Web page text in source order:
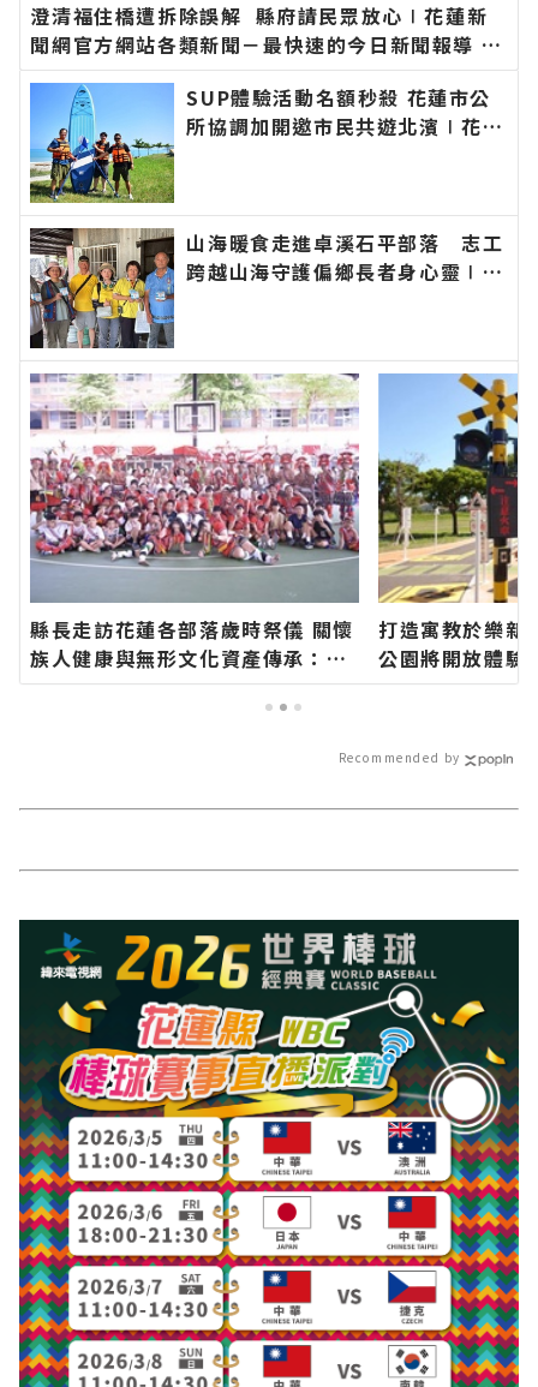
澄清福住橋遭拆除誤解 縣府請民眾放心∣花蓮新
聞網官方網站各類新聞－最快速的今日新聞報導 最
新的在地資訊！
SUP體驗活動名額秒殺 花蓮市公
所協調加開邀市民共遊北濱∣花蓮
訊！
山海暖食走進卓溪石平部落 志工
跨越山海守護偏鄉長者身心靈∣花
訊！
縣長走訪花蓮各部落歲時祭儀 關懷
族人健康與無形文化資產傳承：幸
福要延續、建設要繼續！∣花蓮新
聞網官方網站各類新聞－最快速的
打造寓教於樂新
公園將開放體
網站各類新聞－
Recommended by